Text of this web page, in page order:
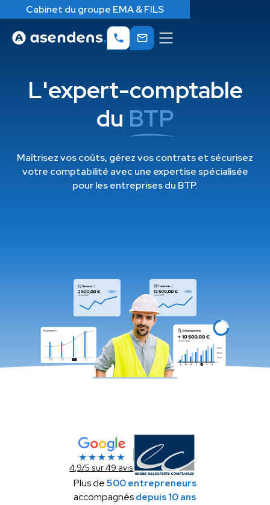
Cabinet du groupe EMA & FILS
L'expert-comptable
du BTP
Maîtrisez vos coûts, gérez vos contrats et sécurisez
votre comptabilité avec une expertise spécialisée
pour les entreprises du BTP.
4,9/5 sur 49 avis
Plus de500 entrepreneurs
accompagnésdepuis 10 ans